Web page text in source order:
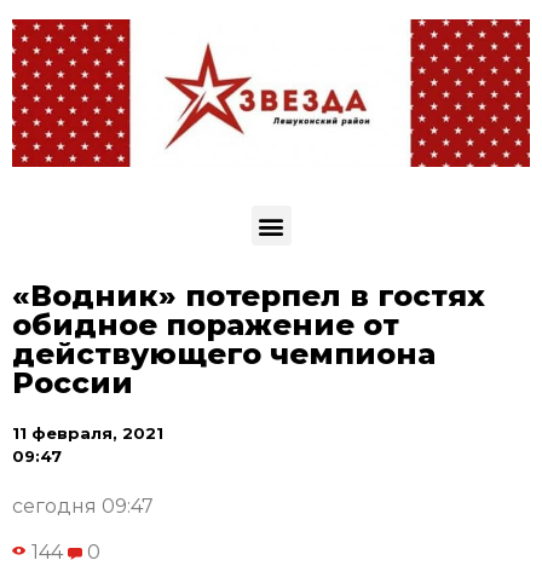
«Водник» потерпел в гостях
обидное поражение от
действующего чемпиона
России
11 февраля, 2021
09:47
сегодня 09:47
144 0